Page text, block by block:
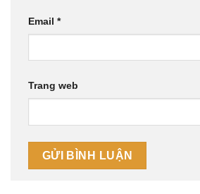
Email *
Trang web